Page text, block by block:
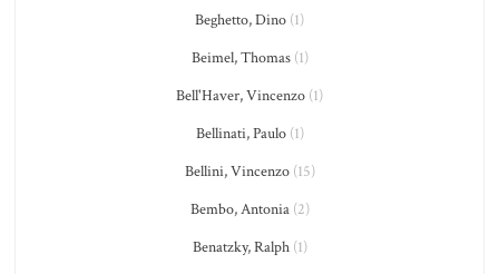
Beghetto, Dino (1)
Beimel, Thomas(1)
Bell'Haver, Vincenzo (1)
Bellinati, Paulo(1)
Bellini, Vincenzo(15)
Bembo, Antonia(2)
Benatzky, Ralph(1)